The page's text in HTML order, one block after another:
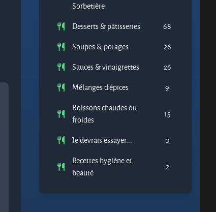
Sorbetière
Desserts & pâtisseries
68
Soupes & potages
26
Sauces & vinaigrettes
26
Mélanges d'épices
9
Boissons chaudes ou
froides
15
Je devrais essayer...
0
Recettes hygiène et
beauté
2